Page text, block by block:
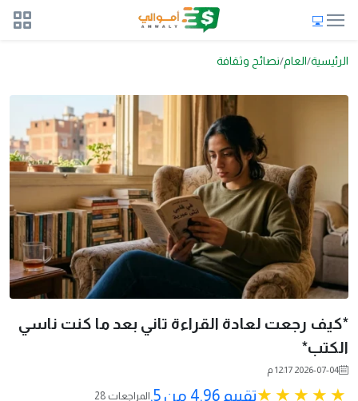
الرئيسية العام نصائح وثقافة
*كيف رجعت لعادة القراءة تاني بعد ما كنت ناسي
الكتب*
2026-07-04 12:17 م
تقييم 4.96 من 5. 28 المراجعات